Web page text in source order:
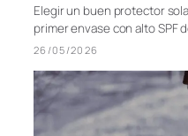
Elegir un buen protector
primer envase con alto SPF
26/05/2026